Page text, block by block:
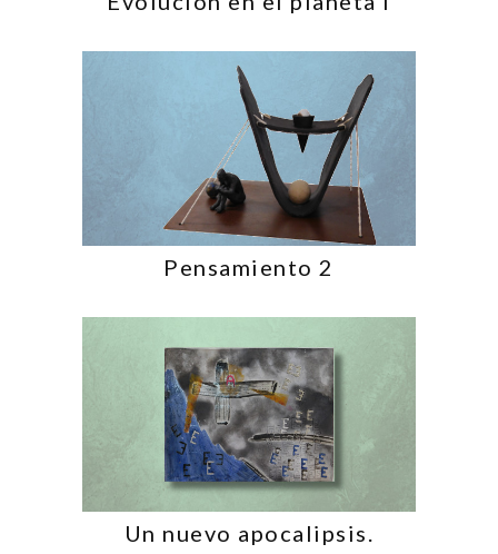
Pensamiento 2
Un nuevo apocalipsis.